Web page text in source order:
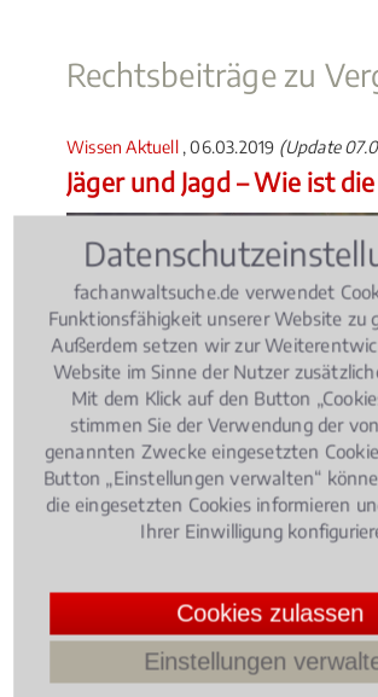
Rechtsbeiträge zu
Wissen Aktuell , 06.03.2019 (Update
Jäger und Jagd – Wie ist
Die Zahl der Jäger nimmt in
Ob Jagdunfälle, Schäden bei der
Herausforderung.
Bewertungen)
fachanwaltsuche.de verwendet
Funktionsfähigkeit unserer Website zu
Außerdem setzen wir zur
Website im Sinne der Nutzer
Mit dem Klick auf den Button
stimmen Sie der Verwendung der
genannten Zwecke eingesetzten
Button „Einstellungen verwalten“
die eingesetzten Cookies informieren
Ihrer Einwilligung
Cookies zulassen
Einstellungen